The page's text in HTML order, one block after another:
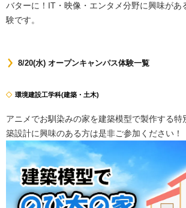
バターに！IT・映像・エンタメ分野に興味があ
験です。
8/20(水) オープンキャンパス体験一覧
環境建設工学科(建築・土木)
アニメでお馴染みの家を建築模型で製作する特
築設計に興味のある方は是非ご参加ください！